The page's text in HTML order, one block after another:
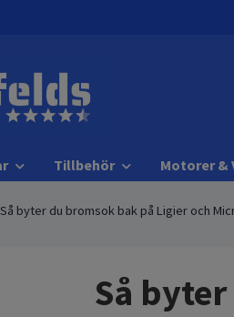
Tillbehör Motorer &
Så byter du bromsok bak på Ligier och
Så